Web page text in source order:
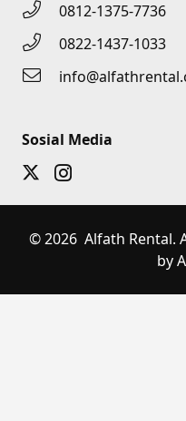
0812-1375-7736
0822-1437-1033
Sosial Media
© 2026 Alfath Rental.
by